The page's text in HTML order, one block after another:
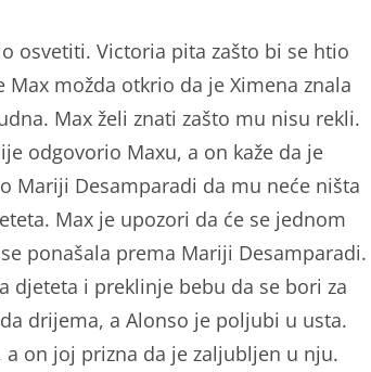
osvetiti. Victoria pita zašto bi se htio
Max možda otkrio da je Ximena znala
Max želi znati zašto mu nisu rekli.
odgovorio Maxu, a on kaže da je
Mariji Desamparadi da mu neće ništa
Max je upozori da će se jednom
ponašala prema Mariji Desamparadi.
djeteta i preklinje bebu da se bori za
drijema, a Alonso je poljubi u usta.
a on joj prizna da je zaljubljen u nju.